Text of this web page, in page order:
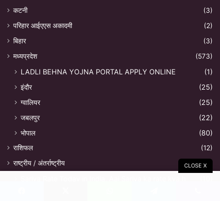
कटनी
(3)
परिहार आईएएस अकादमी
(2)
बिहार
(3)
मध्यप्रदेश
(573)
LADLI BEHNA YOJNA PORTAL APPLY ONLINE
(1)
इंदौर
(25)
ग्वालियर
(25)
जबलपुर
(22)
भोपाल
(80)
राशिफल
(12)
राष्ट्रीय / अंतर्राष्ट्रीय
(286)
CLOSE X